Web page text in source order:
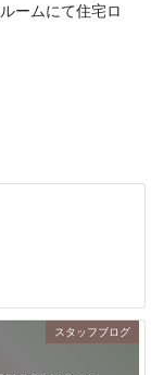
ームにて住宅ロ
スタッフブログ